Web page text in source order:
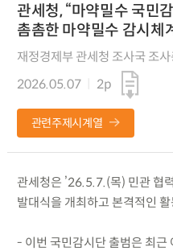
관세청, “마약밀수 국민
촘촘한 마약밀수 감시체
재정경제부 관세청 조사국 조
2026.05.07
2p
관련주제시계열
관세청은 ’26.5.7.(목) 민관 협
발대식을 개최하고 본격적인
- 이번 국민감시단 출범은 최근